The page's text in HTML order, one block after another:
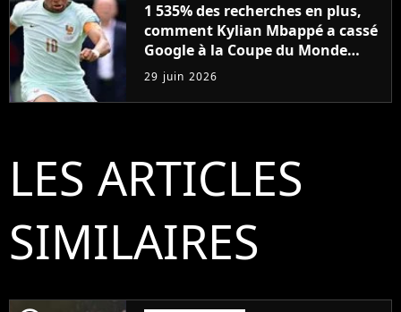
1 535% des recherches en plus,
comment Kylian Mbappé a cassé
Google à la Coupe du Monde
2026
29 juin 2026
LES ARTICLES
SIMILAIRES